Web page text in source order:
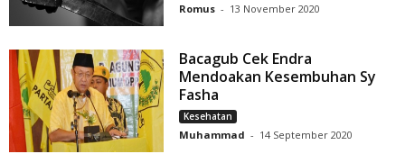
Romus - 13 November 2020
Bacagub Cek Endra
Mendoakan Kesembuhan Sy
Fasha
Kesehatan
Muhammad - 14 September 2020